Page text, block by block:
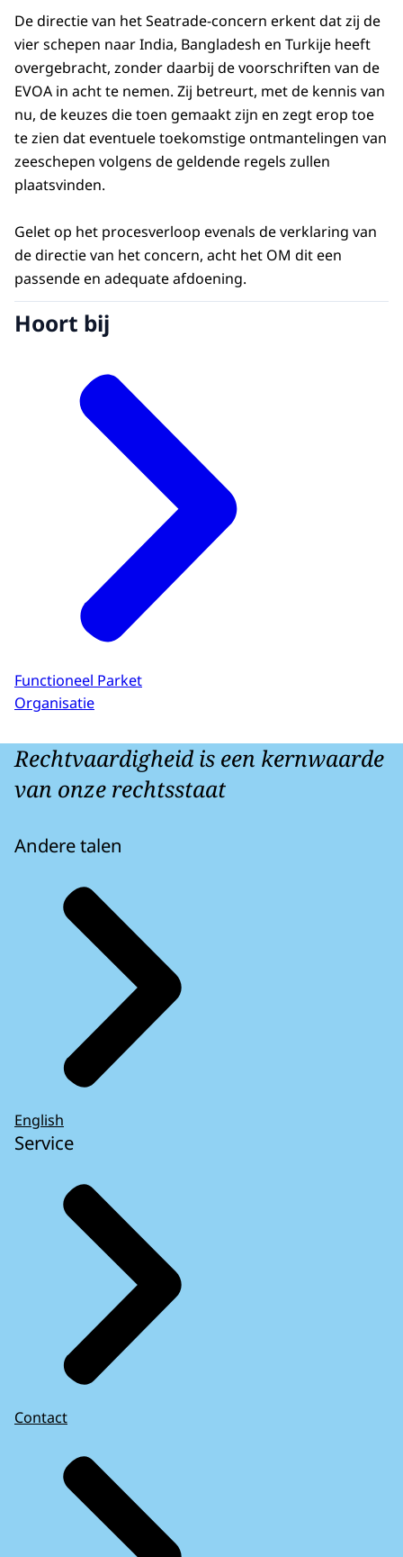
De directie van het Seatrade-concern erkent dat zij de
vier schepen naar India, Bangladesh en Turkije heeft
overgebracht, zonder daarbij de voorschriften van de
EVOA in acht te nemen. Zij betreurt, met de kennis van
nu, de keuzes die toen gemaakt zijn en zegt erop toe
te zien dat eventuele toekomstige ontmantelingen van
zeeschepen volgens de geldende regels zullen
plaatsvinden.
Gelet op het procesverloop evenals de verklaring van
de directie van het concern, acht het OM dit een
passende en adequate afdoening.
Hoort bij
Functioneel Parket
Organisatie
Rechtvaardigheid is een kernwaarde
van onze rechtsstaat
Andere talen
English
Service
Contact